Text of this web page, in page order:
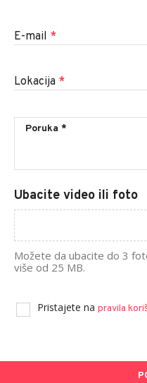
E-mail *
Lokacija *
Ubacite video ili foto
Možete da ubacite do 3
više od 25 MB.
Pristajete na pravila